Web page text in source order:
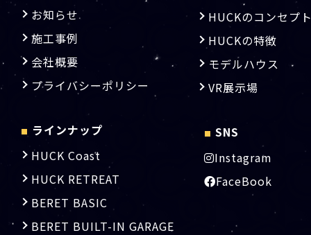
お知らせ
施工事例
会社概要
プライバシーポリシー
HUCKのコンセプ
HUCKの特徴
モデルハウス
VR展示場
■ ラインナップ
HUCK Coast
HUCK RETREAT
BERET BASIC
BERET BUILT-IN GARAGE
■ SNS
Instagram
FaceBook